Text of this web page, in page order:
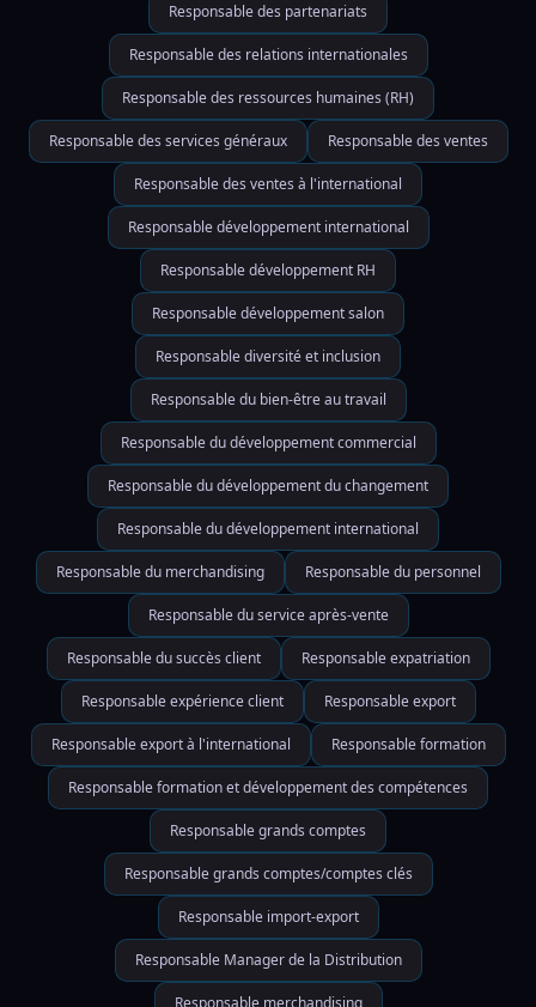
Responsable des partenariats
Responsable des relations internationales
Responsable des ressources humaines (RH)
Responsable des services généraux Responsable des ventes
Responsable des ventes à l'international
Responsable développement international
Responsable développement RH
Responsable développement salon
Responsable diversité et inclusion
Responsable du bien-être au travail
Responsable du développement commercial
Responsable du développement du changement
Responsable du développement international
Responsable du merchandising Responsable du personnel
Responsable du service après-vente
Responsable du succès client Responsable expatriation
Responsable expérience client Responsable export
Responsable export à l'international Responsable formation
Responsable formation et développement des compétences
Responsable grands comptes
Responsable grands comptes/comptes clés
Responsable import-export
Responsable Manager de la Distribution
Responsable merchandising